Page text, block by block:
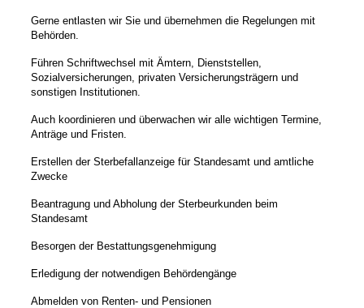
Gerne entlasten wir Sie und übernehmen die Regelungen mit
Behörden.
Führen Schriftwechsel mit Ämtern, Dienststellen,
Sozialversicherungen, privaten Versicherungsträgern und
sonstigen Institutionen.
Auch koordinieren und überwachen wir alle wichtigen Termine,
Anträge und Fristen.
Erstellen der Sterbefallanzeige für Standesamt und amtliche
Zwecke
Beantragung und Abholung der Sterbeurkunden beim
Standesamt
Besorgen der Bestattungsgenehmigung
Erledigung der notwendigen Behördengänge
Abmelden von Renten- und Pensionen